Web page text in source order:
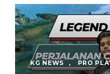
KG NEWS , PRO